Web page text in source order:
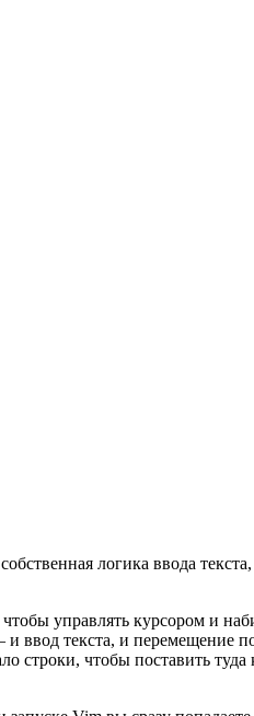
логика ввода
управлять курсором и
ввод текста, и перемещение
чтобы поставить туда